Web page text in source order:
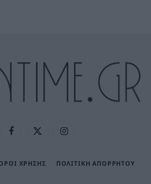
FacebookX
Instagram
ΧΡΗΣΗΣ ΠΟΛΙΤΙΚΉ ΑΠΟΡΡΉΤΟΥ